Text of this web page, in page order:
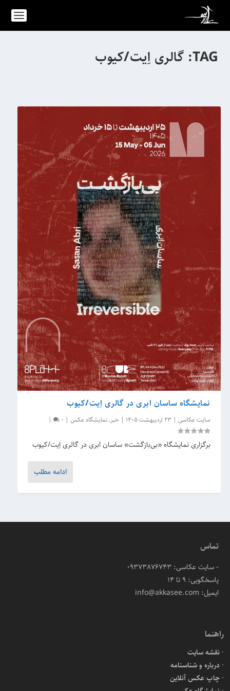
TAG: گالری اِیت/کیوب
نمایشگاه ساسان ابری در گالری اِیت/کیوب
سایت عکاسی | 23 اردیبهشت 1405 | خبر,نمایشگاه عکس |
0
|
برگزاری نمایشگاه «بی‌بازگشت» ساسان ابری در گالری اِیت/کیوب
ادامه مطلب
تماس
- سایت عکاسی: 09373876743
پاسخگویی: ۹ تا ۱۴
ایمیل: info@akkasee.com
راهنما
نقشه سایت
درباره و شناسنامه
چاپ عکس آنلاین